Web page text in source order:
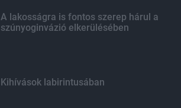
A lakosságra is fontos szerep hárul a
szúnyoginvázió elkerülésében
Kihívások labirintusában